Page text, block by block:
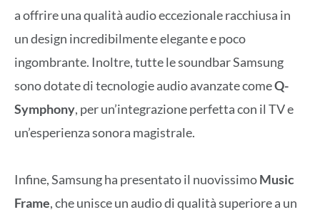
a offrire una qualità audio eccezionale racchiusa in
un design incredibilmente elegante e poco
ingombrante. Inoltre, tutte le soundbar Samsung
sono dotate di tecnologie audio avanzate comeQ-
Symphony, per un’integrazione perfetta con il TV e
un’esperienza sonora magistrale.
Infine, Samsung ha presentato il nuovissimoMusic
Frame, che unisce un audio di qualità superiore a un